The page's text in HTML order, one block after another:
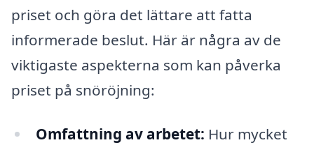
priset och göra det lättare att fatta
informerade beslut. Här är några av de
viktigaste aspekterna som kan påverka
priset på snöröjning:
Omfattning av arbetet: Hur mycket